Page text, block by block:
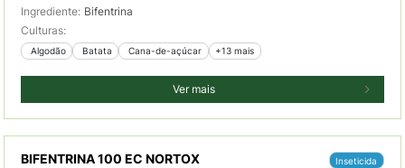
Ingrediente: Bifentrina
Culturas:
Algodão Batata Cana-de-açúcar +13 mais
Ver mais
BIFENTRINA 100 EC NORTOX Inseticida